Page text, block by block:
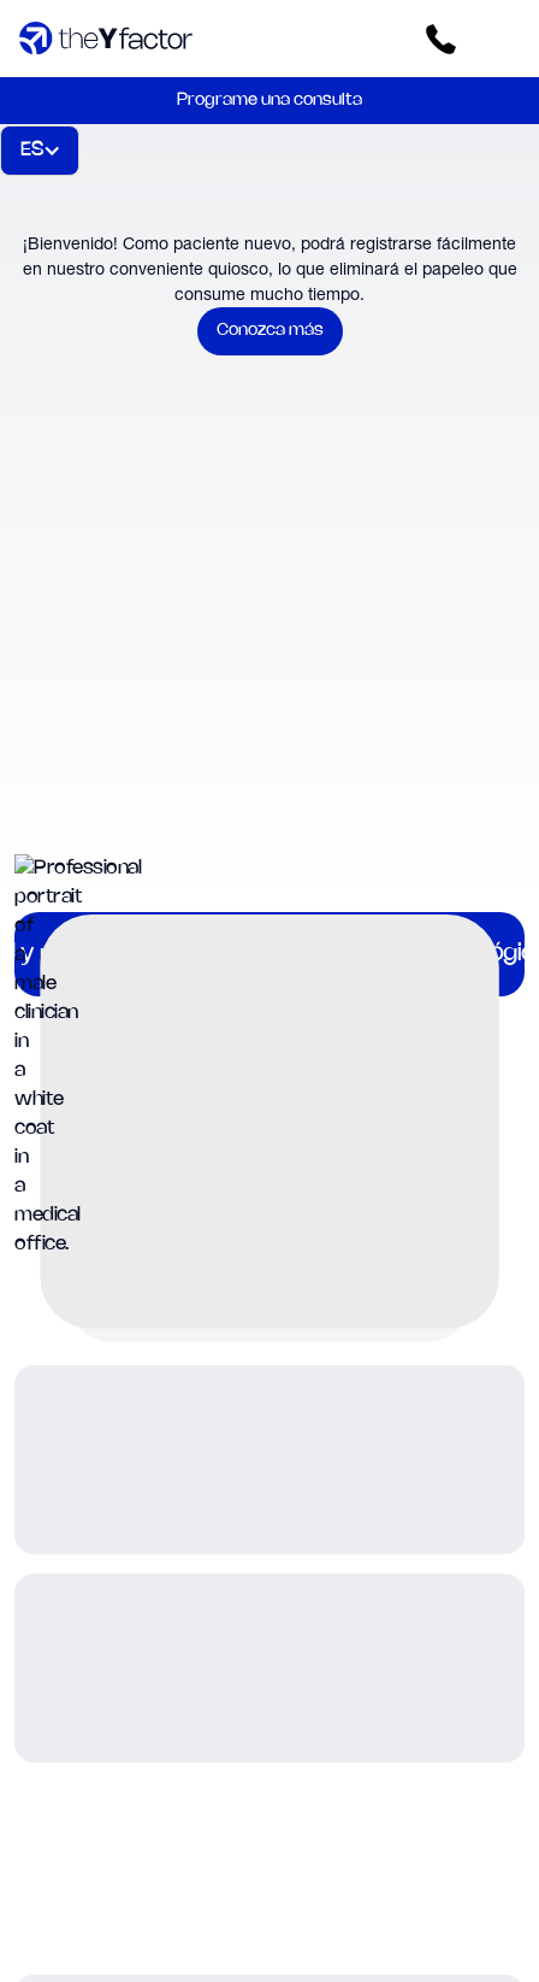
Programe una consulta
ES
¡Bienvenido! Como paciente nuevo, podrá registrarse fácilmente
en nuestro conveniente quiosco, lo que eliminará el papeleo que
consume mucho tiempo.
Conozca más
y planificación familiar Procedimientos